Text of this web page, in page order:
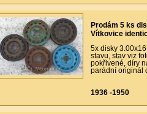
Prodám 5 ks
Vítkovice
5x disky
stavu, stav viz
pokřivené, díry
parádní originál
1936 -1950